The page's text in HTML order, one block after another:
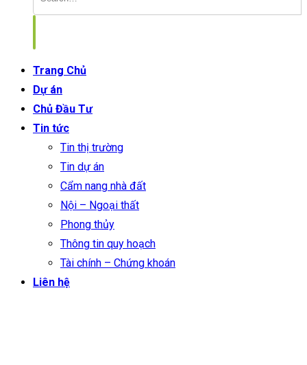
Trang Chủ
Dự án
Chủ Đầu Tư
Tin tức
Tin thị trường
Tin dự án
Cẩm nang nhà đất
Nội – Ngoại thất
Phong thủy
Thông tin quy hoạch
Tài chính – Chứng khoán
Liên hệ